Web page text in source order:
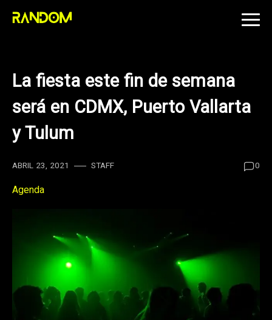
Skip
La fiesta este fin de semana
será en CDMX, Puerto Vallarta
y Tulum
ABRIL 23, 2021 STAFF 0
Agenda